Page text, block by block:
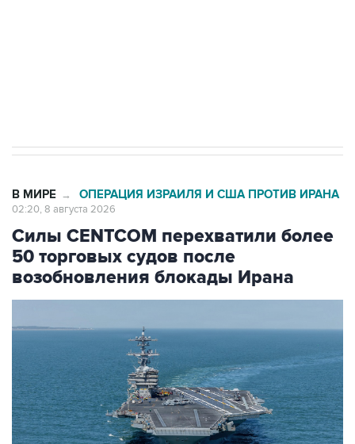
Силы CENTCOM перехватили более
50 торговых судов после
возобновления блокады Ирана